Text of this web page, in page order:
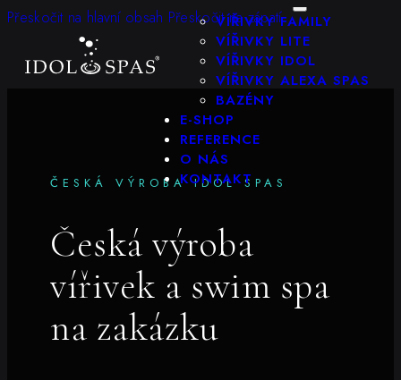
Přeskočit na hlavní obsah Přeskočit na zápatí
VÍŘIVKY FAMILY
VÍŘIVKY LITE
VÍŘIVKY IDOL
VÍŘIVKY ALEXA SPAS
BAZÉNY
E-SHOP
REFERENCE
O NÁS
KONTAKT
ČESKÁ VÝROBA IDOL SPAS
Česká výroba
vířivek a swim spa
na zakázku